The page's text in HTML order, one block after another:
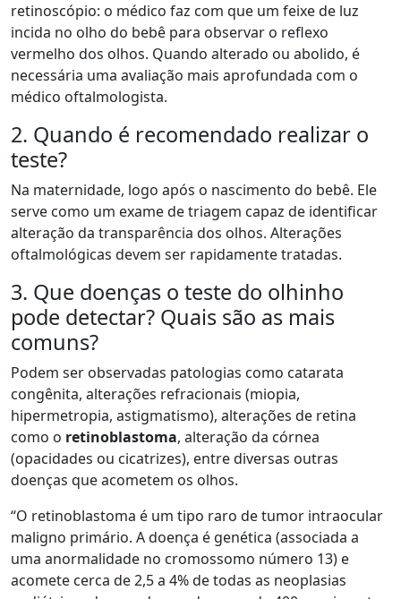
retinoscópio: o médico faz com que um feixe de luz
incida no olho do bebê para observar o reflexo
vermelho dos olhos. Quando alterado ou abolido, é
necessária uma avaliação mais aprofundada com o
médico oftalmologista.
2. Quando é recomendado realizar o
teste?
Na maternidade, logo após o nascimento do bebê. Ele
serve como um exame de triagem capaz de identificar
alteração da transparência dos olhos. Alterações
oftalmológicas devem ser rapidamente tratadas.
3. Que doenças o teste do olhinho
pode detectar? Quais são as mais
comuns?
Podem ser observadas patologias como catarata
congênita, alterações refracionais (miopia,
hipermetropia, astigmatismo), alterações de retina
como o retinoblastoma, alteração da córnea
(opacidades ou cicatrizes), entre diversas outras
doenças que acometem os olhos.
“O retinoblastoma é um tipo raro de tumor intraocular
maligno primário. A doença é genética (associada a
uma anormalidade no cromossomo número 13) e
acomete cerca de 2,5 a 4% de todas as neoplasias